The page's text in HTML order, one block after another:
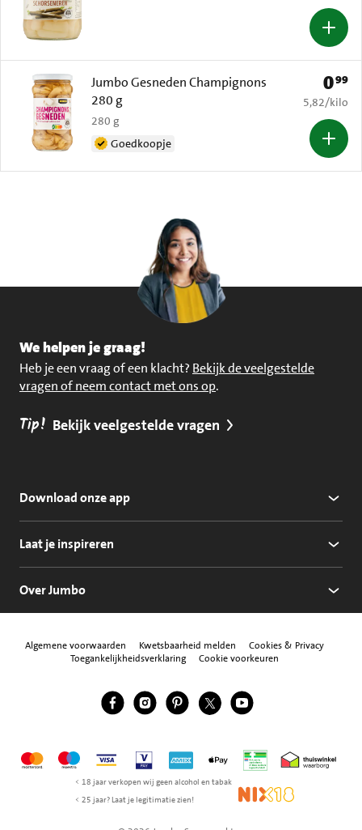
Jumbo Gesneden Champignons
280 g
280 g
Goedkoopje
Prijs:
099
€ 5,82 per
5,82/kilo
We helpen je graag!
Heb je een vraag of een klacht? Bekijk de veelgestelde
vragen of neem contact met ons op.
Tip! Bekijk veelgestelde vragen
Download onze app
Laat je inspireren
Over Jumbo
Algemene voorwaarden Kwetsbaarheid melden
Cookies & Privacy
Toegankelijkheidsverklaring
Cookie voorkeuren
Volg ons
Jumbo Facebook
Jumbo Instagram
Jumbo Pinterest
Jumbo Twitter
Jumbo YouTube
MastercardMaestroVisa Vpay American Express
Apple Pay Thuiswinkel
< 18 jaar verkopen wij geen alcohol en tabak
< 25 jaar? Laat je legitimatie zien!
NIX18